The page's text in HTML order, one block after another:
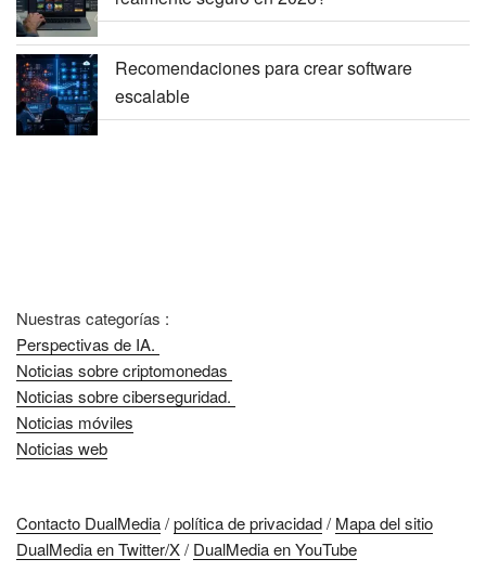
Recomendaciones para crear software
escalable
Nuestras categorías :
Perspectivas de IA.
Noticias sobre criptomonedas
Noticias sobre ciberseguridad.
Noticias móviles
Noticias web
Contacto DualMedia/política de privacidad/ Mapa del sitio
DualMedia en Twitter/X/ DualMedia en YouTube